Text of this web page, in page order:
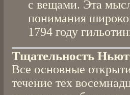
с вещами. Эта
понимания
1794 году
Тщательность
Все основные
течение тех